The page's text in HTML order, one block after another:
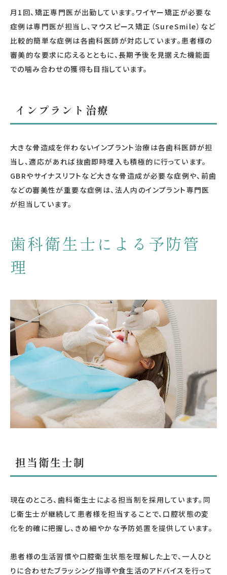
月1回、矯正専門医が出勤しています。ワイヤー矯正が必要な
症例は専門医が担当し、マウスピース矯正（SureSmile）など
比較的簡単な症例は各歯科医師が対応しています。患者様の
審美的な要求に応えるとともに、長期予後を見据えた機能面
での噛み合わせの獲得も目指しています。
インプラント治療
大きな骨造成を伴わないインプラント治療は各歯科医師が担
当し、適応があれば抜歯即時埋入も積極的に行っています。
GBRやサイナスリフトなど大きな骨造成が必要な症例や、前歯
などの審美性が重要な症例は、法人内のインプラント専門医
が担当しています。
歯科衛生士による予防管
理
担当衛生士制
現在のところ、歯科衛生士による担当制を採用しています。同
じ衛生士が継続して患者様を担当することで、口腔状態の変
化を的確に把握し、きめ細やかな予防処置を提供しています。
患者様の生活習慣や口腔衛生状態を理解した上で、一人ひと
りに合わせたブラッシング指導や食生活のアドバイスを行って